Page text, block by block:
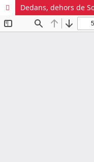
Dedans, dehors de